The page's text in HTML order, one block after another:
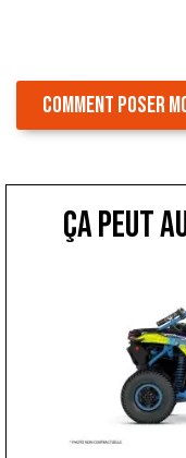
COMMENT POSER
ça peut